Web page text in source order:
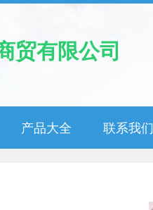
贸有限公司
产品大全 联系我们